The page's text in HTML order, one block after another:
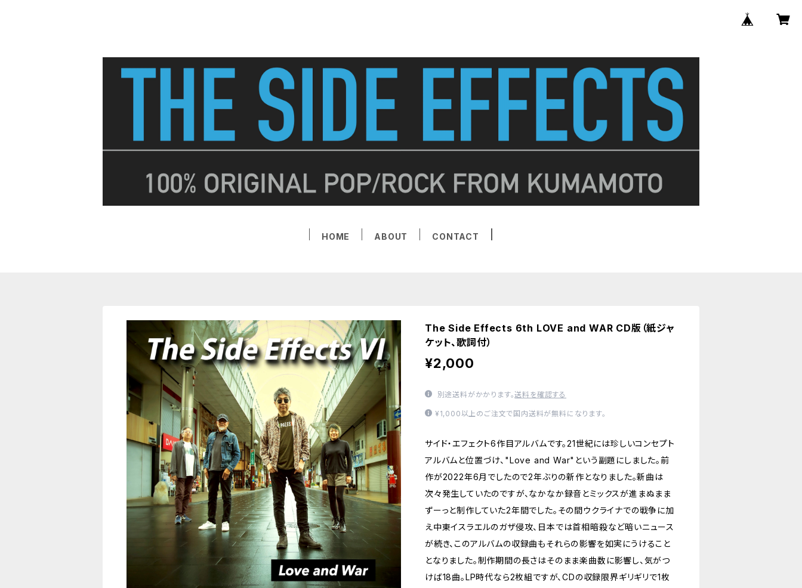
HOME ABOUT CONTACT
The Side Effects 6th LOVE and WAR CD版（紙ジャ
ケット、歌詞付）
¥2,000
別途送料がかかります。送料を確認する
¥1,000以上のご注文で国内送料が無料になります。
サイド・エフェクト6作目アルバムです。21世紀には珍しいコンセプト
アルバムと位置づけ、"Love and War"という副題にしました。前
作が2022年6月でしたので2年ぶりの新作となりました。新曲は
次々発生していたのですが、なかなか録音とミックスが進まぬまま
ずーっと制作していた2年間でした。その間ウクライナでの戦争に加
え中東イスラエルのガザ侵攻、日本では首相暗殺など暗いニュース
が続き、このアルバムの収録曲もそれらの影響を如実にうけること
となりました。制作期間の長さはそのまま楽曲数に影響し、気がつ
けば18曲。LP時代なら2枚組ですが、CDの収録限界ギリギリで1枚